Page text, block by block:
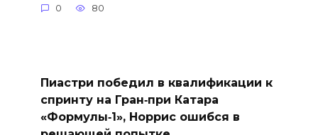
0 80
Пиастри победил в квалификации к
спринту на Гран‑при Катара
«Формулы‑1», Норрис ошибся в